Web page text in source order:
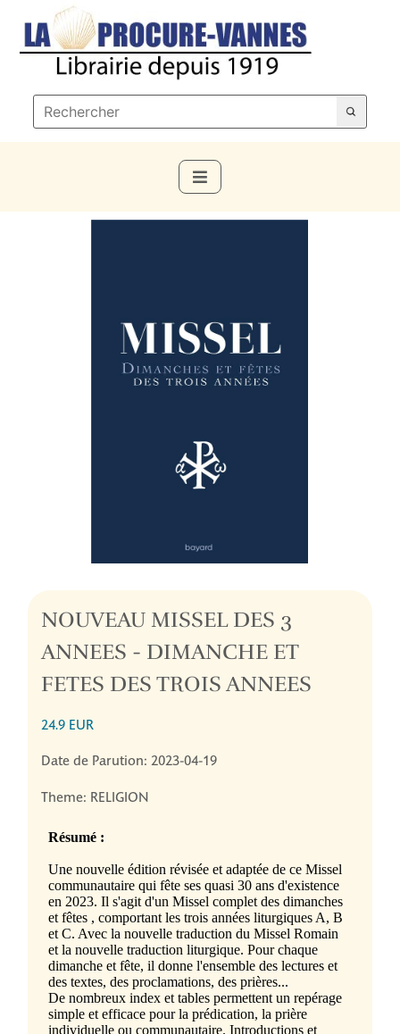
NOUVEAU MISSEL DES 3
ANNEES - DIMANCHE ET
FETES DES TROIS ANNEES
24.9 EUR
Date de Parution: 2023-04-19
Theme: RELIGION